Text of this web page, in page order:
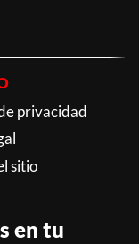
privacidad
sitio
en tu